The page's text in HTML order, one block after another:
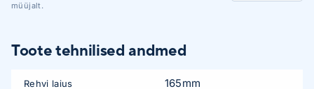
müüjalt.
Toote tehnilised andmed
Rehvi laius 165mm